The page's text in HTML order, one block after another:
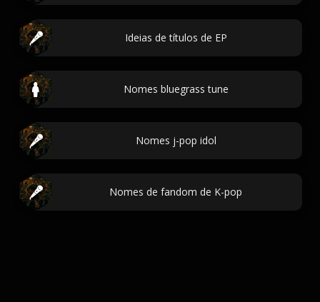
Ideias de títulos de EP
Nomes bluegrass tune
Nomes j-pop idol
Nomes de fandom de K-pop